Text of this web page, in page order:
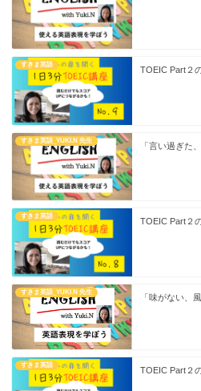
すきま英語
TOEIC Part２
すきま英語_YUKI.N 先生
「言い過ぎた
すきま英語
TOEIC Part２
すきま英語_YUKI.N 先生
「味がない、
すきま英語
TOEIC Part２